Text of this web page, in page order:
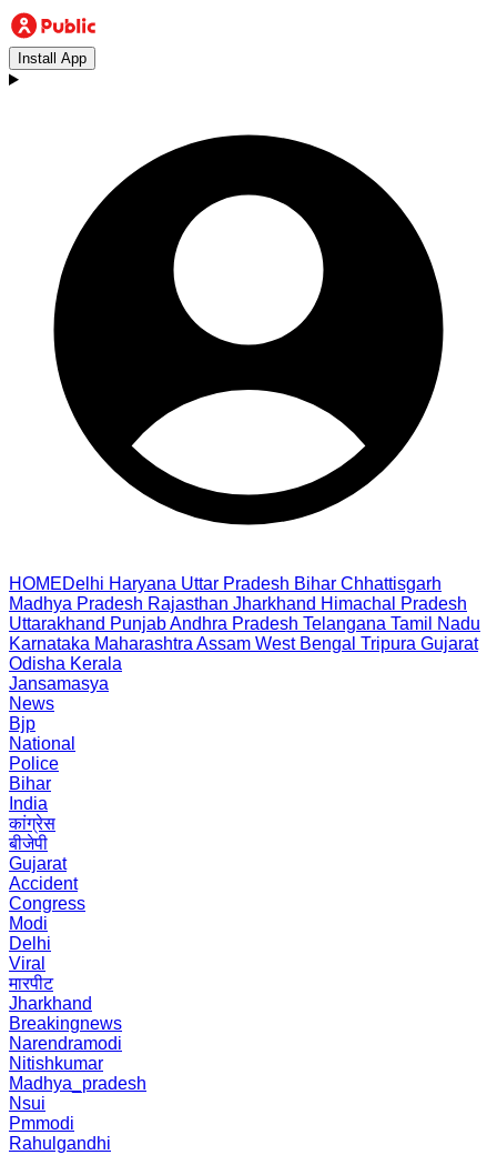
Install App
HOMEDelhi Haryana Uttar Pradesh Bihar Chhattisgarh
Madhya Pradesh Rajasthan Jharkhand Himachal Pradesh
Uttarakhand PunjabAndhra Pradesh Telangana Tamil Nadu
Karnataka Maharashtra Assam West Bengal Tripura Gujarat
Odisha Kerala
Jansamasya
News
Bjp
National
Police
Bihar
India
कांग्रेस
बीजेपी
Gujarat
Accident
Congress
Modi
Delhi
Viral
मारपीट
Jharkhand
Breakingnews
Narendramodi
Nitishkumar
Madhya_pradesh
Nsui
Pmmodi
Rahulgandhi